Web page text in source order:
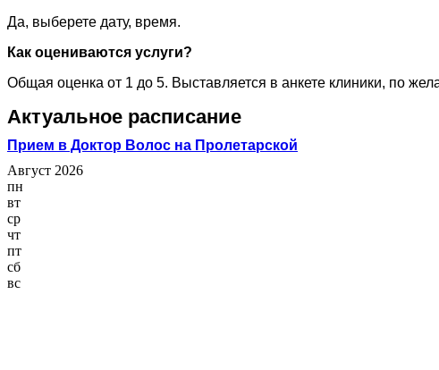
Да, выберете дату, время.
Как оцениваются услуги?
Общая оценка от 1 до 5. Выставляется в анкете клиники, по
Актуальное расписание
Прием в Доктор Волос на Пролетарской
Август 2026
пн
вт
ср
чт
пт
сб
вс